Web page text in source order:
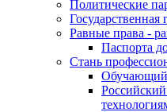
Политические
Государственная
Равные права -
Паспорта
Стань
Обучающий